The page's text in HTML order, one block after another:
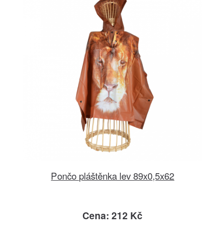
Pončo pláštěnka lev 89x0,5x62
Cena: 212 Kč